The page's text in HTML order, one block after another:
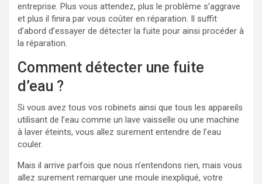
entreprise. Plus vous attendez, plus le problème s’aggrave
et plus il finira par vous coûter en réparation. Il suffit
d’abord d’essayer de détecter la fuite pour ainsi procéder à
la réparation.
Comment détecter une fuite
d’eau ?
Si vous avez tous vos robinets ainsi que tous les appareils
utilisant de l’eau comme un lave vaisselle ou une machine
à laver éteints, vous allez surement entendre de l’eau
couler.
Mais il arrive parfois que nous n’entendons rien, mais vous
allez surement remarquer une moule inexpliqué, votre